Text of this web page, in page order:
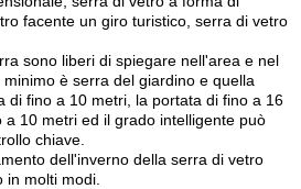
facente un giro turistico, serra di vetro
sono liberi di spiegare nell'area e nel
è serra del giardino e quella
di fino a 10 metri, la portata di fino a 16
a 10 metri ed il grado intelligente può
chiave.
dell'inverno della serra di vetro
in molti modi.